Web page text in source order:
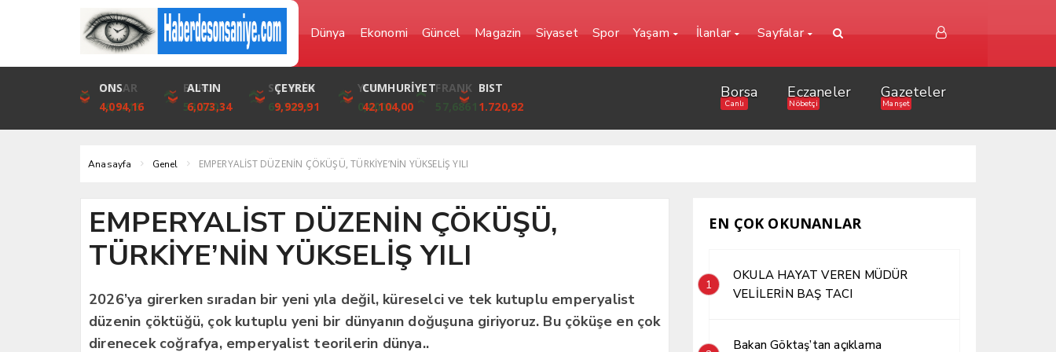
Dünya Ekonomi Güncel Magazin Siyaset Spor Yaşam İlanlar Sayfalar
DOLAR
46,1316
EURO
53,3001
STERLİN
61,7411
YEN
0,0000
FRANK
57,6861
ONS
4,094,16
ALTIN
6,073,34
ÇEYREK
9,929,91
CUMHURİYET
42,104,00
BIST
1.720,92
Borsa
Canlı
Eczaneler
Nöbetçi
Gazeteler
Manşet
Anasayfa Genel EMPERYALİST DÜZENİN ÇÖKÜŞÜ, TÜRKİYE’NİN YÜKSELİŞ YILI
EMPERYALİST DÜZENİN ÇÖKÜŞÜ,
TÜRKİYE’NİN YÜKSELİŞ YILI
2026’ya girerken sıradan bir yeni yıla değil, küreselci ve tek kutuplu emperyalist
düzenin çöktüğü, çok kutuplu yeni bir dünyanın doğuşuna giriyoruz. Bu çöküşe en çok
direnecek coğrafya, emperyalist teorilerin dünya..
EN ÇOK OKUNANLAR
1
OKULA HAYAT VEREN MÜDÜR
VELİLERİN BAŞ TACI
Bakan Göktaş’tan açıklama